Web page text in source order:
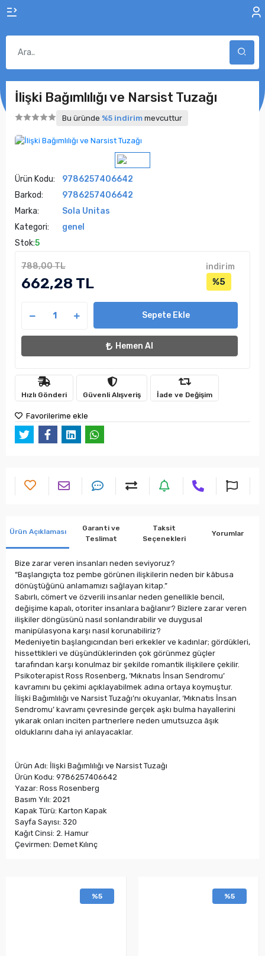
İlişki Bağımlılığı ve Narsist Tuzağı
Bu üründe %5 indirim mevcuttur
Ürün Kodu:
9786257406642
Barkod:
9786257406642
Marka:
Sola Unitas
Kategori:
genel
Stok:5
788,00 TL
662,28 TL
indirim
%5
Sepete Ekle
Hemen Al
Hızlı Gönderi Güvenli Alışveriş İade ve Değişim
Favorilerime ekle
Ürün Açıklaması
Garanti ve
Teslimat
Taksit
Seçenekleri
Yorumlar
Bize zarar veren insanları neden seviyoruz?
“Başlangıçta toz pembe görünen ilişkilerin neden bir kâbusa
dönüştüğünü anlamamızı sağlayan kitap.”
Sabırlı, cömert ve özverili insanlar neden genellikle bencil,
değişime kapalı, otoriter insanlara bağlanır? Bizlere zarar veren
ilişkiler döngüsünü nasıl sonlandırabilir ve duygusal
manipülasyona karşı nasıl korunabiliriz?
Medeniyetin başlangıcından beri erkekler ve kadınlar; gördükleri,
hissettikleri ve düşündüklerinden çok görünmez güçler
tarafından karşı konulmaz bir şekilde romantik ilişkilere çekilir.
Psikoterapist Ross Rosenberg, ‘Mıknatıs İnsan Sendromu’
kavramını bu çekimi açıklayabilmek adına ortaya koymuştur.
İlişki Bağımlılığı ve Narsist Tuzağı’nı okuyanlar, ‘Mıknatıs İnsan
Sendromu’ kavramı çevresinde gerçek aşkı bulma hayallerini
yıkarak onları inciten partnerlere neden umutsuzca âşık
olduklarını daha iyi anlayacaklar.
Ürün Adı: İlişki Bağımlılığı ve Narsist Tuzağı
Ürün Kodu: 9786257406642
Yazar: Ross Rosenberg
Basım Yılı: 2021
Kapak Türü: Karton Kapak
Sayfa Sayısı: 320
Kağıt Cinsi: 2. Hamur
Çevirmen: Demet Kılınç
%5 %5